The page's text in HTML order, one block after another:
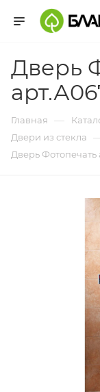
Дверь
Главная —
Двери из стекла
Дверь Фотопечать